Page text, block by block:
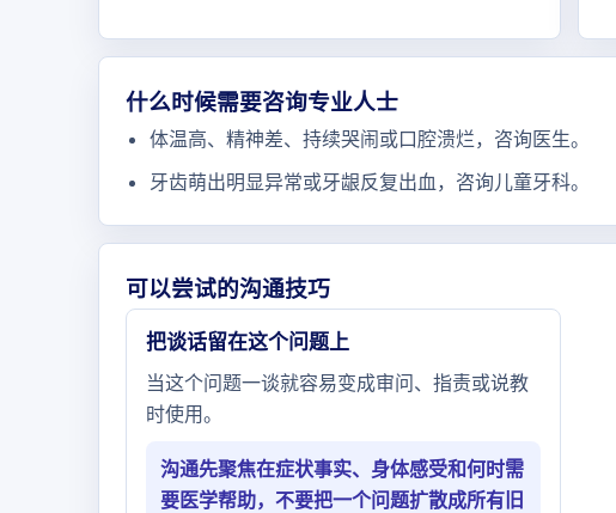
什么时候需要咨询专业人士
体温高、精神差、持续哭闹或口腔溃烂，咨询医生。
牙齿萌出明显异常或牙龈反复出血，咨询儿童牙科。
可以尝试的沟通技巧
把谈话留在这个问题上
当这个问题一谈就容易变成审问、指责或说教
时使用。
沟通先聚焦在症状事实、身体感受和何时需
要医学帮助，不要把一个问题扩散成所有旧